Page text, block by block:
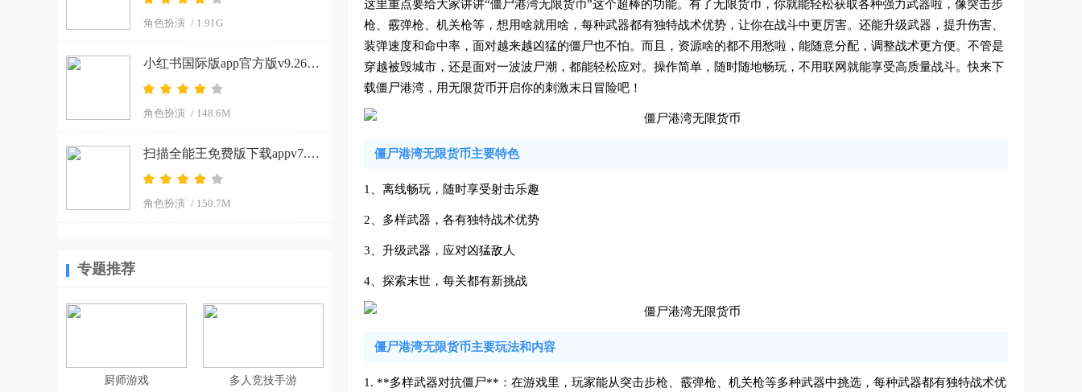
角色扮演 / 1.91G
小红书国际版app官方版v9.26.0 官方正版
角色扮演 / 148.6M
扫描全能王免费版下载appv7.15.0.2604020000 安卓版
角色扮演 / 150.7M
专题推荐
厨师游戏 多人竞技手游
这里重点要给大家讲讲“僵尸港湾无限货币”这个超棒的功能。有了无限货币，你就能轻松获取各种强力武器啦，像突击步
枪、霰弹枪、机关枪等，想用啥就用啥，每种武器都有独特战术优势，让你在战斗中更厉害。还能升级武器，提升伤害、
装弹速度和命中率，面对越来越凶猛的僵尸也不怕。而且，资源啥的都不用愁啦，能随意分配，调整战术更方便。不管是
穿越被毁城市，还是面对一波波尸潮，都能轻松应对。操作简单，随时随地畅玩，不用联网就能享受高质量战斗。快来下
载僵尸港湾，用无限货币开启你的刺激末日冒险吧！
僵尸港湾无限货币主要特色
1、离线畅玩，随时享受射击乐趣
2、多样武器，各有独特战术优势
3、升级武器，应对凶猛敌人
4、探索末世，每关都有新挑战
僵尸港湾无限货币主要玩法和内容
1. **多样武器对抗僵尸**：在游戏里，玩家能从突击步枪、霰弹枪、机关枪等多种武器中挑选，每种武器都有独特战术优